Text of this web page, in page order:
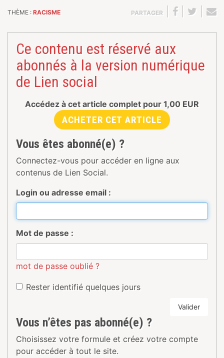
THÈME : RACISME PARTAGER
Ce contenu est réservé aux
abonnés à la version numérique
de Lien social
Accédez à cet article complet pour 1,00 EUR
ACHETER CET ARTICLE
Vous êtes abonné(e) ?
Connectez-vous pour accéder en ligne aux
contenus de Lien Social.
Login ou adresse email :
Mot de passe :
mot de passe oublié ?
Rester identifié quelques jours
Valider
Vous n’êtes pas abonné(e) ?
Choisissez votre formule et créez votre compte
pour accéder à tout le site.